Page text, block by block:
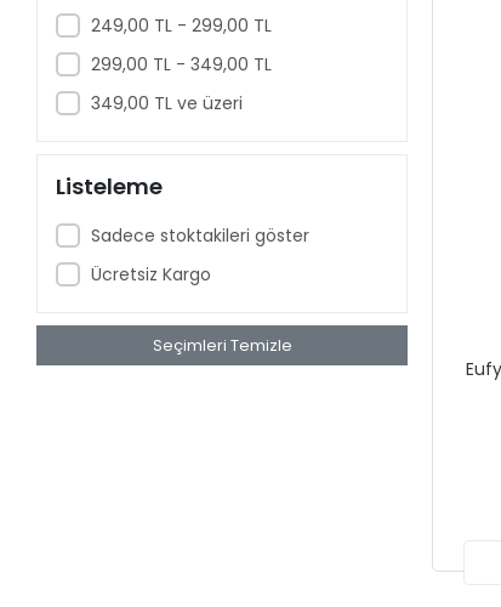
249,00 TL - 299,00 TL
299,00 TL - 349,00 TL
349,00 TL ve üzeri
Listeleme
Sadece stoktakileri göster
Ücretsiz Kargo
Seçimleri Temizle